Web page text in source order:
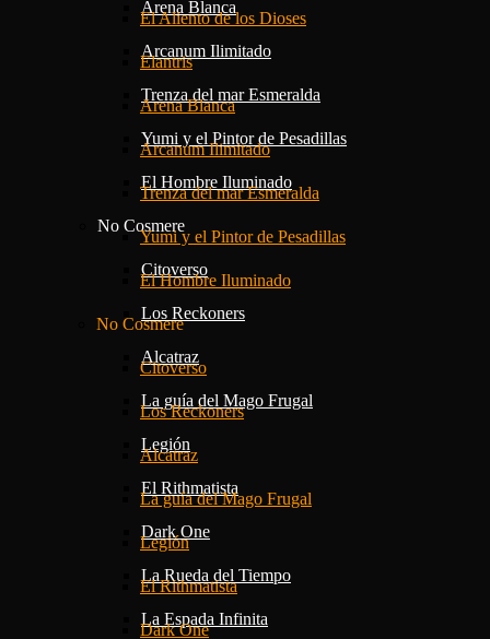
Arena Blanca
Arcanum Ilimitado
Trenza del mar Esmeralda
Yumi y el Pintor de Pesadillas
El Hombre Iluminado
No Cosmere
Citoverso
Los Reckoners
Alcatraz
La guía del Mago Frugal
Legión
El Rithmatista
Dark One
La Rueda del Tiempo
La Espada Infinita
El Aliento de los Dioses
Elantris
Arena Blanca
Arcanum Ilimitado
Trenza del mar Esmeralda
Yumi y el Pintor de Pesadillas
El Hombre Iluminado
No Cosmere
Citoverso
Los Reckoners
Alcatraz
La guía del Mago Frugal
Legión
El Rithmatista
Dark One